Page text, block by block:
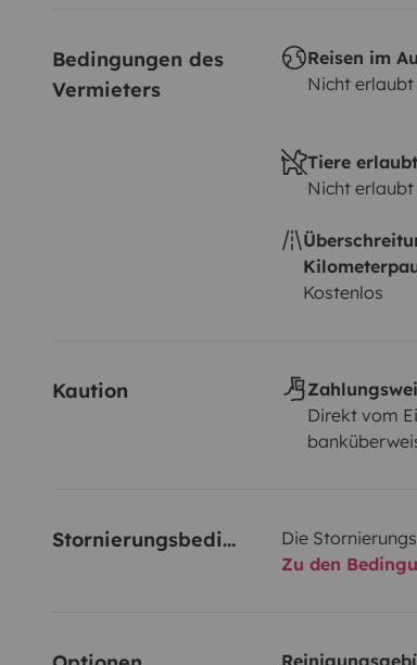
Bedingungen des
Vermieters
Reisen im
Nicht erlaubt
Tiere erlaubt
Nicht erlaubt
Kostenlos
Kaution
Direkt vom
Stornierungsbedingungen
Die
Zu den